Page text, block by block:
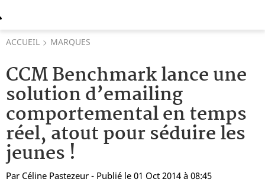
ACCUEIL MARQUES
CCM Benchmark lance une
solution d’emailing
comportemental en temps
réel, atout pour séduire les
jeunes !
Par Céline Pastezeur - Publié le 01 Oct 2014 à 08:45